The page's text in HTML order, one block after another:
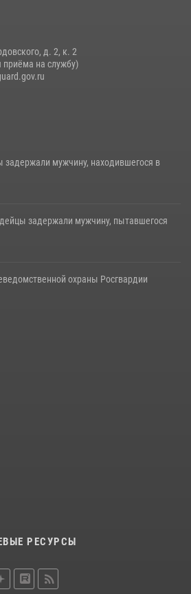
сотрудников
д. 2, к. 2
приёма на службу)
задержали мужчину, находившегося в
задержали мужчину, пытавшегося
охраны Росгвардии
РЕСУРСЫ